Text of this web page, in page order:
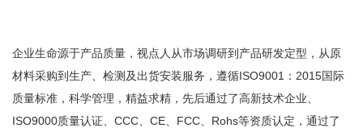
企业生命源于产品质量，视点人从市场调研到产品研发定型，从原
材料采购到生产、检测及出货安装服务，遵循ISO9001：2015国际
质量标准，科学管理，精益求精，先后通过了高新技术企业、
ISO9000质量认证、CCC、CE、FCC、Rohs等资质认定，通过了